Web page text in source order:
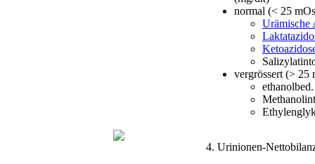
normal (< 25
Urämische
vergrössert (> 25
4. Urinionen-